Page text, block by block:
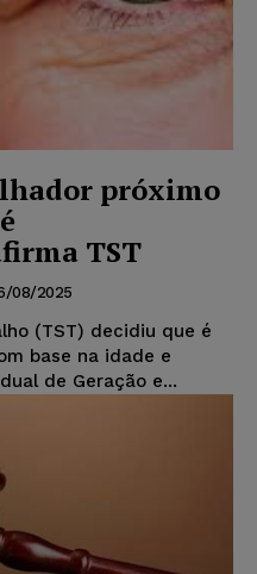
próximo
TST
08/2025
(TST) decidiu que é
base na idade e
de Geração e...